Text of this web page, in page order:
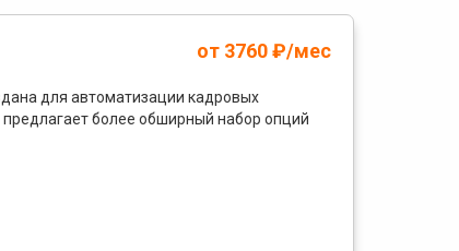
от 3760 ₽/мес
для автоматизации кадровых
более обширный набор опций